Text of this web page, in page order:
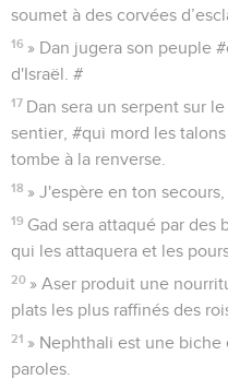
soumet à des corvées
16 » Dan jugera son peuple
d'Israël. #
17 Dan sera un serpent sur
sentier, #qui mord les
tombe à la renverse.
18 » J'espère en ton
19 Gad sera attaqué par des
qui les attaquera et les
20 » Aser produit une
plats les plus raffinés des
21 » Nephthali est une
paroles.